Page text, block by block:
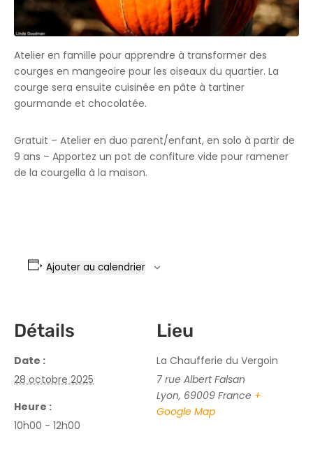
Atelier en famille pour apprendre à transformer des
courges en mangeoire pour les oiseaux du quartier. La
courge sera ensuite cuisinée en pâte à tartiner
gourmande et chocolatée.
Gratuit – Atelier en duo parent/enfant, en solo à partir de
9 ans – Apportez un pot de confiture vide pour ramener
de la courgella à la maison.
Ajouter au calendrier
Détails
Date :
28 octobre 2025
Heure :
10h00 - 12h00
Lieu
La Chaufferie du Vergoin
7 rue Albert Falsan
Lyon, 69009 France +
Google Map